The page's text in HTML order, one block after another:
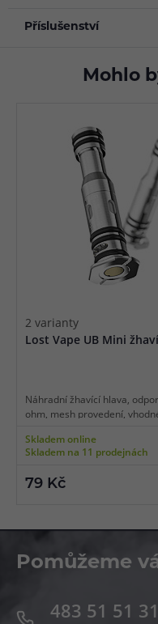
Příslušenství
Mohlo
2 varianty
Lost Vape UB Mini
Náhradní žhavící hlava,
ohm, mesh provedení,
Skladem online
Skladem na 11 prodejnách
79 Kč
Pomůžeme
483 51 51 31